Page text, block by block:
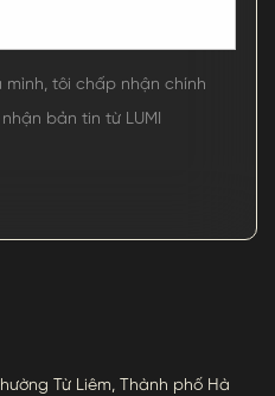
tôi chấp nhận chính
bản tin từ LUMI
Từ Liêm, Thành phố Hà